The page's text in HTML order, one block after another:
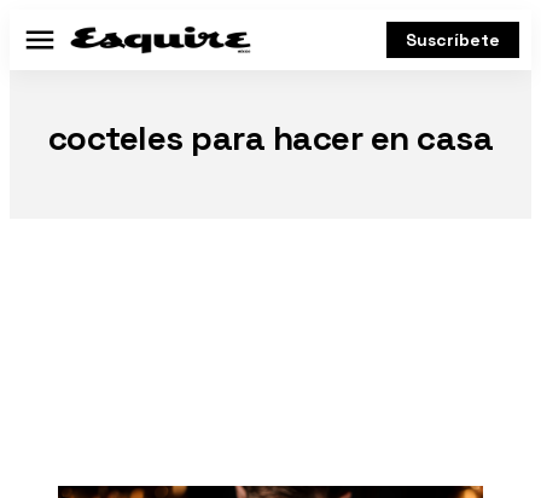
Menú Suscríbete
cocteles para hacer en casa